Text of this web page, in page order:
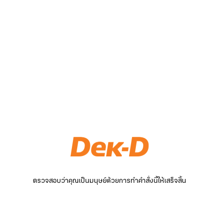
ตรวจสอบว่าคุณเป็นมนุษย์ด้วยการทำคำสั่งนี้ให้เสร็จสิ้น